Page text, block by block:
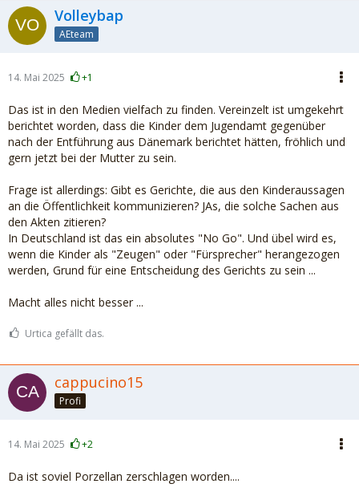
Volleybap
AEteam
14. Mai 2025 +1
Das ist in den Medien vielfach zu finden. Vereinzelt ist umgekehrt
berichtet worden, dass die Kinder dem Jugendamt gegenüber
nach der Entführung aus Dänemark berichtet hätten, fröhlich und
gern jetzt bei der Mutter zu sein.
Frage ist allerdings: Gibt es Gerichte, die aus den Kinderaussagen
an die Öffentlichkeit kommunizieren? JAs, die solche Sachen aus
den Akten zitieren?
In Deutschland ist das ein absolutes "No Go". Und übel wird es,
wenn die Kinder als "Zeugen" oder "Fürsprecher" herangezogen
werden, Grund für eine Entscheidung des Gerichts zu sein ...
Macht alles nicht besser ...
Urtica gefällt das.
cappucino15
Profi
14. Mai 2025 +2
Da ist soviel Porzellan zerschlagen worden....